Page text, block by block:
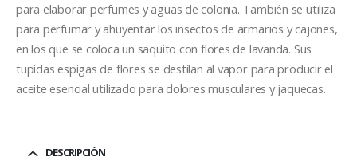
para elaborar perfumes y aguas de colonia. También se utiliza
para perfumar y ahuyentar los insectos de armarios y cajones,
en los que se coloca un saquito con flores de lavanda. Sus
tupidas espigas de flores se destilan al vapor para producir el
aceite esencial utilizado para dolores musculares y jaquecas.
DESCRIPCIÓN